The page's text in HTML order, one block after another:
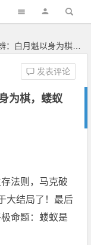
为棋，蝼蚁也有追寻真相的权利
为棋，蝼蚁
发表评论
法则，马克破
大结局了！最后
命题：蝼蚁是